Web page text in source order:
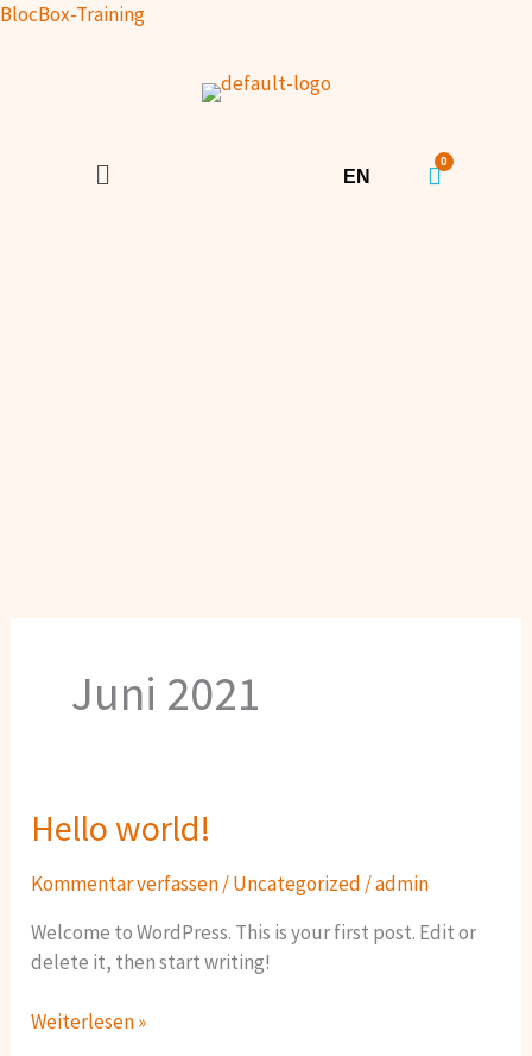
BlocBox-Training
Menü EN
Juni 2021
Hello world!
Kommentar verfassen/Uncategorized /admin
Welcome to WordPress. This is your first post. Edit or
delete it, then start writing!
Weiterlesen »